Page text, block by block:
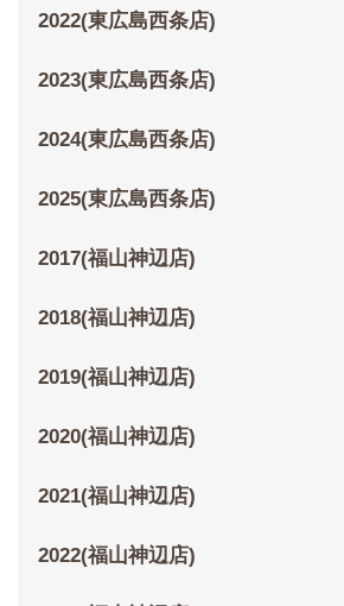
2022(東広島西条店)
2023(東広島西条店)
2024(東広島西条店)
2025(東広島西条店)
2017(福山神辺店)
2018(福山神辺店)
2019(福山神辺店)
2020(福山神辺店)
2021(福山神辺店)
2022(福山神辺店)